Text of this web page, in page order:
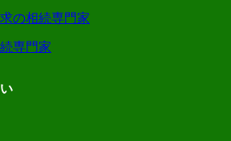
の相続専門家
専門家